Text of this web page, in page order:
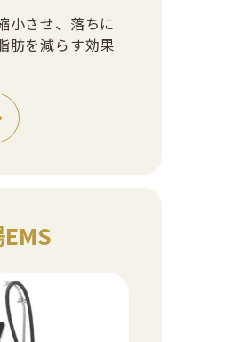
小させ、落ちに
肪を減らす効果